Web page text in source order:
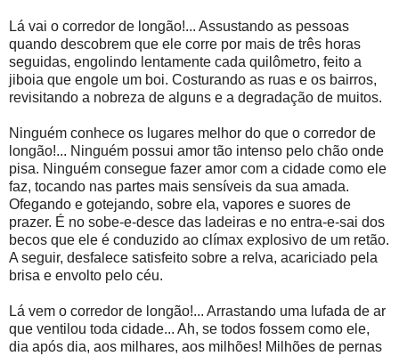
Lá vai o corredor de longão!... Assustando as pessoas
quando descobrem que ele corre por mais de três horas
seguidas, engolindo lentamente cada quilômetro, feito a
jiboia que engole um boi. Costurando as ruas e os bairros,
revisitando a nobreza de alguns e a degradação de muitos.
Ninguém conhece os lugares melhor do que o corredor de
longão!... Ninguém possui amor tão intenso pelo chão onde
pisa. Ninguém consegue fazer amor com a cidade como ele
faz, tocando nas partes mais sensíveis da sua amada.
Ofegando e gotejando, sobre ela, vapores e suores de
prazer. É no sobe-e-desce das ladeiras e no entra-e-sai dos
becos que ele é conduzido ao clímax explosivo de um retão.
A seguir, desfalece satisfeito sobre a relva, acariciado pela
brisa e envolto pelo céu.
Lá vem o corredor de longão!... Arrastando uma lufada de ar
que ventilou toda cidade... Ah, se todos fossem como ele,
dia após dia, aos milhares, aos milhões! Milhões de pernas